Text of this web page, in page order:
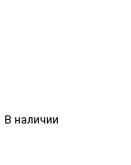
В наличии